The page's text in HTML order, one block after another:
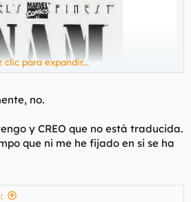
clic para expandir...
no.
y CREO que no está traducida.
que ni me he fijado en si se ha